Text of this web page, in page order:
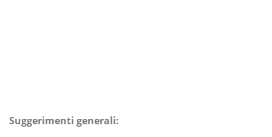
Suggerimenti generali: